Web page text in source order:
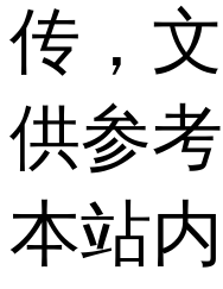
传，
供参考
本站